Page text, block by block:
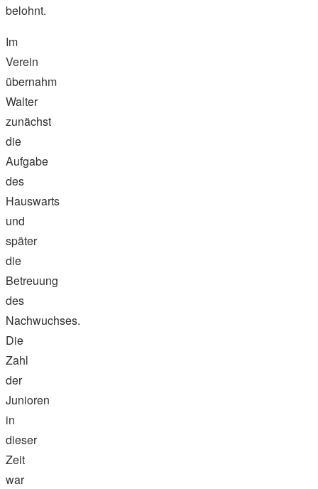
belohnt.
Im
Verein
übernahm
Walter
zunächst
die
Aufgabe
des
Hauswarts
und
später
die
Betreuung
des
Nachwuchses.
Die
Zahl
der
Junioren
in
dieser
Zeit
war